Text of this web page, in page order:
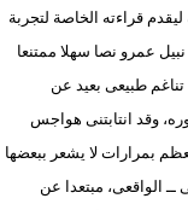
قراءته الخاصة لتجربة
عمرو نصا سهلا ممتنعا
طبيعى بعيد عن
وقد انتابتنى هواجس
بمرارات لا يشعر ببعضها
ــ الواقعى، مبتعدا عن